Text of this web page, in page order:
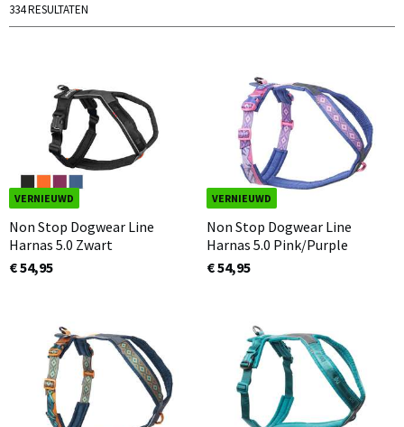
334 RESULTATEN
VERNIEUWD
Non Stop Dogwear Line
Harnas 5.0 Zwart
€ 54,95
VERNIEUWD
Non Stop Dogwear Line
Harnas 5.0 Pink/Purple
€ 54,95